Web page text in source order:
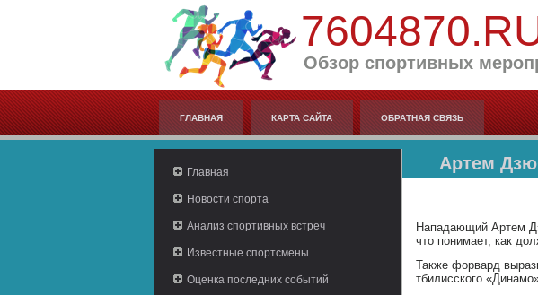
Обзор спортивных
ГЛАВНАЯ КАРТА САЙТА ОБРАТНАЯ СВЯЗЬ
Главная
Новости спорта
Анализ спортивных встреч
Известные спортсмены
Оценка последних событий
Артем
Нападающий Артем
что понимает, как
Также форвард
тбилисского